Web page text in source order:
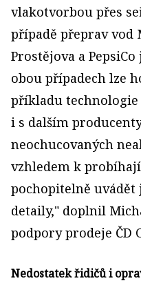
vlakotvorbou přes
případě přeprav vod
Prostějova a
obou případech lze
příkladu technologie
i s dalším
neochucovaných
vzhledem k
pochopitelně
detaily," doplnil
podpory prodeje ČD
Nedostatek řidičů i